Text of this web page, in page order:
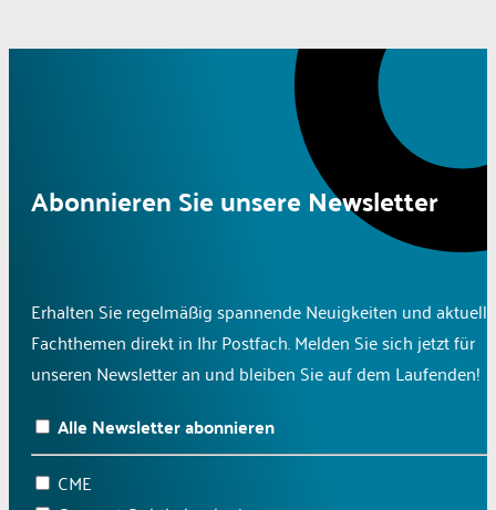
Abonnieren Sie unsere Newsletter
Erhalten Sie regelmäßig spannende Neuigkeiten und aktuelle
Fachthemen direkt in Ihr Postfach. Melden Sie sich jetzt für
unseren Newsletter an und bleiben Sie auf dem Laufenden!
Alle Newsletter abonnieren
CME